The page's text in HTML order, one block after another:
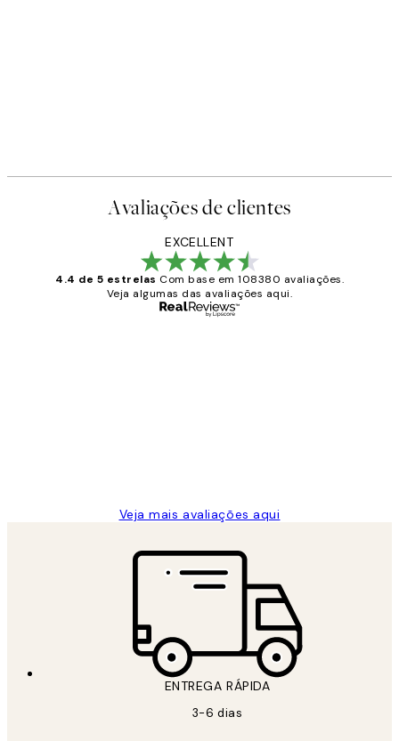
Avaliações de clientes
EXCELLENT
4.4 de 5 estrelas Com base em 108380 avaliações.
Veja algumas das avaliações aqui.
Veja mais avaliações aqui
ENTREGA RÁPIDA
3-6 dias